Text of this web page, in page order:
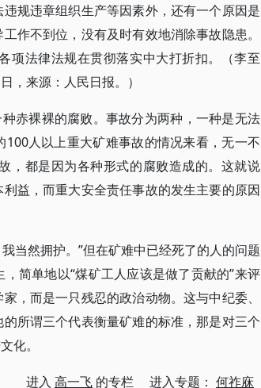
规违章组织生产等因素外，还有一个原因是
作不到位，没有及时有效地消除事故隐患。
项法律法规在贯彻落实中大打折扣。（李至
，来源：人民日报。）
赤裸裸的腐败。事故分为两种，一种是无法
人以上重大矿难事故的情况来看，无一不
，都是因为各种形式的腐败造成的。这就说
益，而重大安全责任事故的发生主要的原因
当然拥护。”但在矿难中已经死了的人的问题
简单地以“煤矿工人应该是做了贡献的”来评
，而是一只残忍的政治动物。这与中纪委、
所谓三个代表衡量矿难的标准，那是对三个
化。
进入 高一飞 的专栏 进入专题： 何祚庥